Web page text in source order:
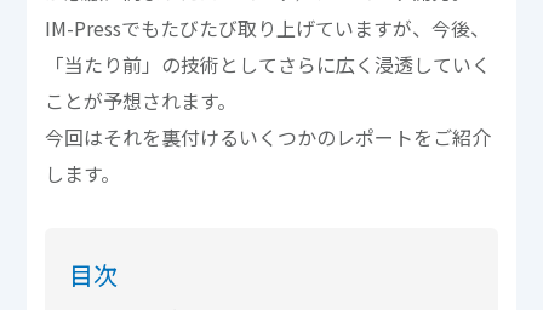
IM-Pressでもたびたび取り上げていますが、今後、
「当たり前」の技術としてさらに広く浸透していく
ことが予想されます。
今回はそれを裏付けるいくつかのレポートをご紹介
します。
目次